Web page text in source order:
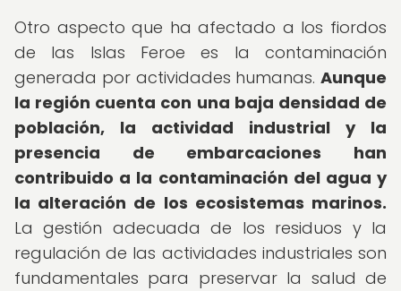
Otro aspecto que ha afectado a los fiordos
de las Islas Feroe es la contaminación
generada por actividades humanas. Aunque
la región cuenta con una baja densidad de
población, la actividad industrial y la
presencia de embarcaciones han
contribuido a la contaminación del agua y
la alteración de los ecosistemas marinos.
La gestión adecuada de los residuos y la
regulación de las actividades industriales son
fundamentales para preservar la salud de